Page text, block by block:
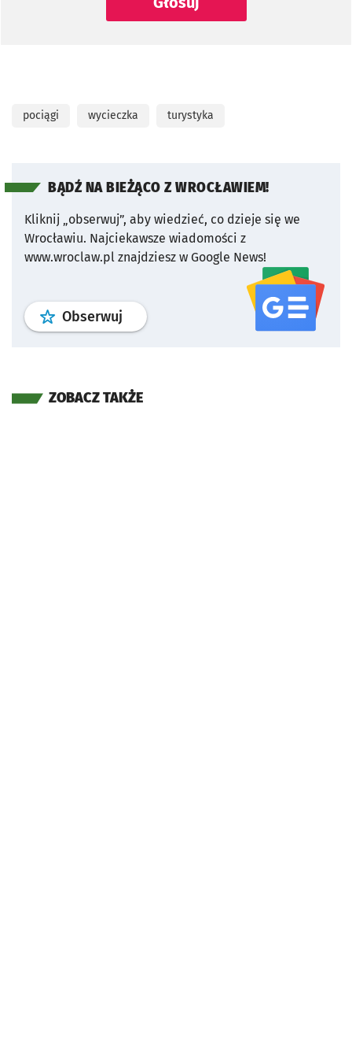
pociągi wycieczka turystyka
BĄDŹ NA BIEŻĄCO Z WROCŁAWIEM!
Kliknij „obserwuj”, aby wiedzieć, co dzieje się we
Wrocławiu. Najciekawsze wiadomości z
www.wroclaw.pl znajdziesz w Google News!
Obserwuj profil serwisu
ZOBACZ TAKŻE